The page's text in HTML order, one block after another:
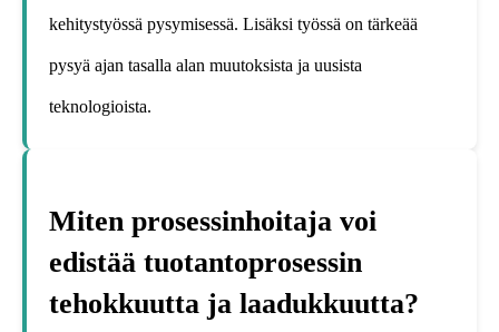
kehitystyössä pysymisessä. Lisäksi työssä on tärkeää
pysyä ajan tasalla alan muutoksista ja uusista
teknologioista.
Miten prosessinhoitaja voi
edistää tuotantoprosessin
tehokkuutta ja laadukkuutta?